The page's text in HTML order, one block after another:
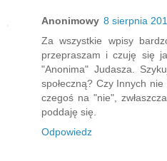
Anonimowy 8 sierpnia
Za wszystkie wpisy
przepraszam i czuję się
"Anonima" Judasza.
społeczną? Czy Innych
czegoś na "nie",
poddaję się.
Odpowiedz